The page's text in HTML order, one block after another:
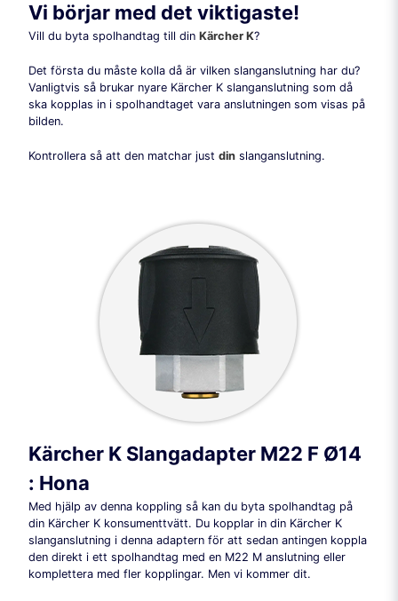
Vi börjar med det viktigaste!
Vill du byta spolhandtag till din Kärcher K?
Det första du måste kolla då är vilken slanganslutning har du?
Vanligtvis så brukar nyare Kärcher K slanganslutning som då
ska kopplas in i spolhandtaget vara anslutningen som visas på
bilden.
Kontrollera så att den matchar just din slanganslutning.
Kärcher K Slangadapter M22 F Ø14
: Hona
Med hjälp av denna koppling så kan du byta spolhandtag på
din Kärcher K konsumenttvätt. Du kopplar in din Kärcher K
slanganslutning i denna adaptern för att sedan antingen koppla
den direkt i ett spolhandtag med en M22 M anslutning eller
komplettera med fler kopplingar. Men vi kommer dit.